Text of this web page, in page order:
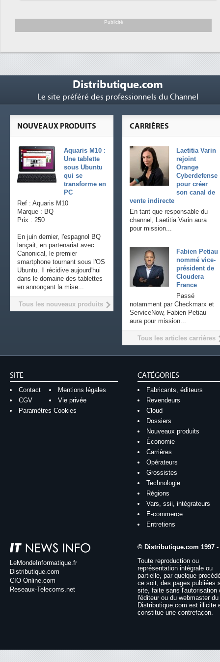
soutient les...
Publicité
Distributique.com
Le site préféré des professionnels du Channel
CARRIÈRES
Laetitia Varin
rejoint
Orange
Cyberdefense
pour créer
son canal de
vente indirecte
En tant que responsable du
channel, Laetitia Varin aura
pour mission...
Fabien Petiau
nommé vice-
président de
Cloudera
France
Passé
notamment par Checkmarx et
ServiceNow, Fabien Petiau
aura pour mission...
Tous les articles carrières
NOUVEAUX PRODUITS
Aquaris M10 :
Une tablette
sous Ubuntu
qui se
transforme en
PC
Ref : Aquaris M10
Marque : BQ
Prix : 250
En juin dernier, l'espagnol BQ
lançait, en partenariat avec
Canonical, le premier
smartphone tournant sous l'OS
Ubuntu. Il récidive aujourd'hui
dans le domaine des tablettes
en annonçant la mise...
Tous les nouveaux produits
SITE
Contact
Mentions légales
CGV
Vie privée
Paramètres Cookies
CATÉGORIES
Fabricants, éditeurs
Revendeurs
Cloud
Dossiers
Nouveaux produits
Économie
Carrières
Opérateurs
Grossistes
Technologie
Régions
Vars, ssii, intégrateurs
E-commerce
Entretiens
LeMondeInformatique.fr
Distributique.com
CIO-Online.com
Reseaux-Telecoms.net
© Distributique.com 1997 -
Toute reproduction ou
représentation intégrale ou
partielle, par quelque
ce soit, des pages publiées
site, faite sans l'autorisation
l'éditeur ou du webmaster
Distributique.com est illicite
constitue une contrefaçon.